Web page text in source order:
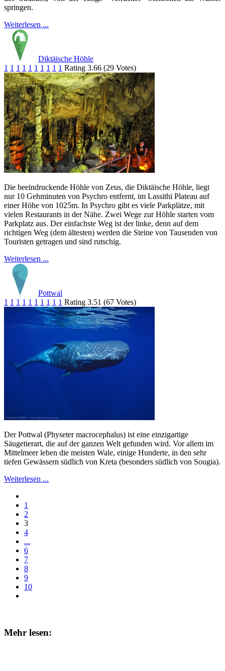
springen.
Weiterlesen ...
Diktäische Höhle
1 1 1 1 1 1 1 1 1 1 Rating 3.66 (29 Votes)
Die beeindruckende Höhle von Zeus, die Diktäische Höhle, liegt
nur 10 Gehminuten von Psychro entfernt, im Lassithi Plateau auf
einer Höhe von 1025m. In Psychro gibt es viele Parkplätze, mit
vielen Restaurants in der Nähe. Zwei Wege zur Höhle starten vom
Parkplatz aus. Der einfachste Weg ist der linke, denn auf dem
richtigen Weg (dem ältesten) werden die Steine von Tausenden von
Touristen getragen und sind rutschig.
Weiterlesen ...
Pottwal
1 1 1 1 1 1 1 1 1 1 Rating 3.51 (67 Votes)
Der Pottwal (Physeter macrocephalus) ist eine einzigartige
Säugetierart, die auf der ganzen Welt gefunden wird. Vor allem im
Mittelmeer leben die meisten Wale, einige Hunderte, in den sehr
tiefen Gewässern südlich von Kreta (besonders südlich von Sougia).
Weiterlesen ...
1
2
3
4
...
6
7
8
9
10
Mehr lesen: